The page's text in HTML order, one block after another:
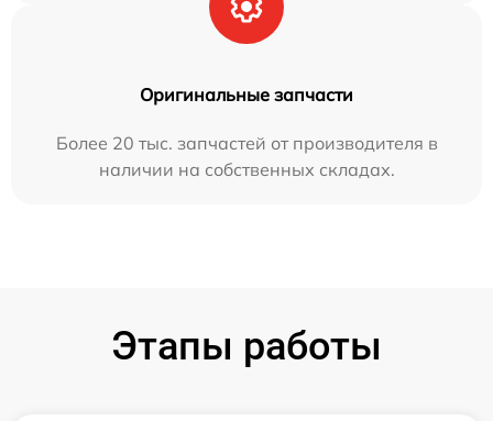
Оригинальные запчасти
Более 20 тыс. запчастей от производителя в
наличии на собственных складах.
Этапы работы